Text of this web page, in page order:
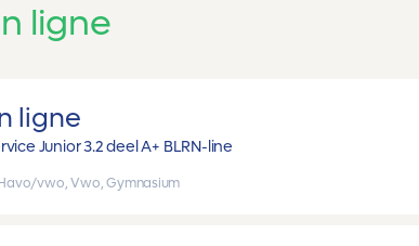
ligne
ligne
Junior 3.2 deel A+ BLRN-line
vwo, Vwo, Gymnasium